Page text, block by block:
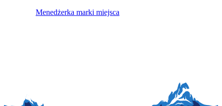
Menedżerka marki miejsca